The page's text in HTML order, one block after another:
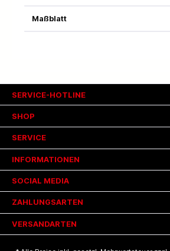
Maßblatt
SHOP
SERVICE
INFORMATIONEN
SERVICE-HOTLINE
SOCIAL MEDIA
ZAHLUNGSARTEN
VERSANDARTEN